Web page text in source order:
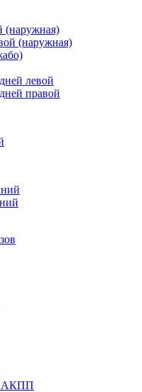
(наружная)
(наружная)
левой
правой
АКПП